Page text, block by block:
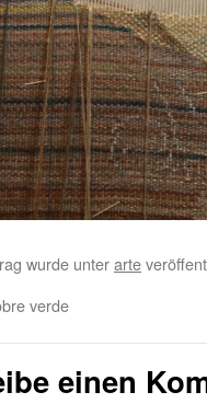
wurde unterarte
verde
einen